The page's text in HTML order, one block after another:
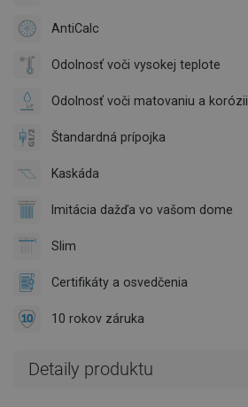
AntiCalc
Odolnosť voči vysokej teplote
Odolnosť voči matovaniu a korózii
Štandardná prípojka
Kaskáda
Imitácia dažďa vo vašom dome
Slim
Certifikáty a osvedčenia
10 rokov záruka
Detaily produktu